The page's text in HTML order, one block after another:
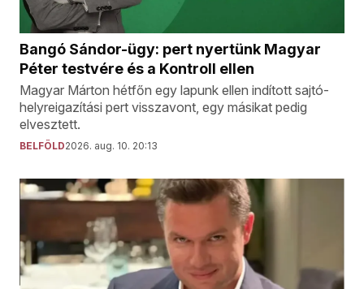
Bangó Sándor-ügy: pert nyertünk Magyar
Péter testvére és a Kontroll ellen
Magyar Márton hétfőn egy lapunk ellen indított sajtó-
helyreigazítási pert visszavont, egy másikat pedig
elvesztett.
BELFÖLD2026. aug. 10. 20:13